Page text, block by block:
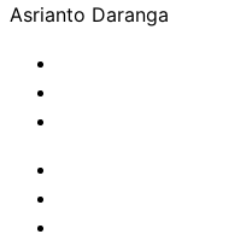
Asrianto Daranga